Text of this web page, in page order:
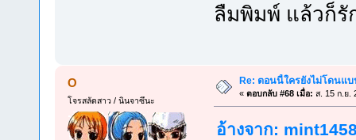
ลืมพิมพ์ แล้วก็รั
O
โจรสลัดสาว / นินจาซึนะ
Re: ตอนนี้ใครยังไม่โดนแ
« ตอบกลับ #68 เมื่อ: ส. 15 ก.ย.
อ้างจาก: